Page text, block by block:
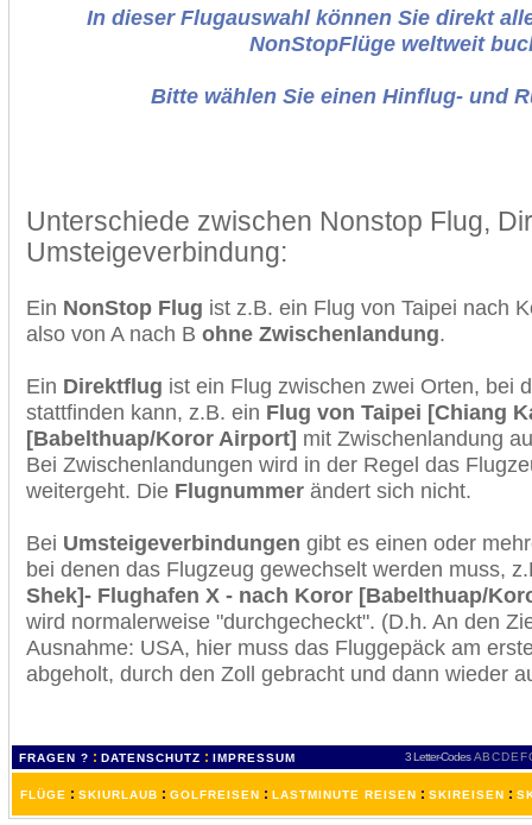
In dieser Flugauswahl können Sie direkt
NonStopFlüge weltweit
Bitte wählen Sie einen Hinflug- und
Unterschiede zwischen Nonstop Flug,
Umsteigeverbindung:
Ein NonStop Flug ist z.B. ein Flug von Taipei nach
also von A nach B ohne Zwischenlandung.
Ein Direktflug ist ein Flug zwischen zwei Orten, bei
stattfinden kann, z.B. ein Flug von Taipei [Chiang
[Babelthuap/Koror Airport] mit Zwischenlandung
Bei Zwischenlandungen wird in der Regel das
weitergeht. Die Flugnummer ändert sich nicht.
Bei Umsteigeverbindungen gibt es einen oder
bei denen das Flugzeug gewechselt werden muss,
Shek]- Flughafen X - nach Koror [Babelthuap/
wird normalerweise "durchgecheckt". (D.h. An den
Ausnahme: USA, hier muss das Fluggepäck am
abgeholt, durch den Zoll gebracht und dann wieder
FRAGEN ? : DATENSCHUTZ : IMPRESSUM 3 Letter-Codes ABCDEF
FLÜGE : SKIURLAUB : GOLFREISEN : LASTMINUTE REISEN : SKIREISEN :